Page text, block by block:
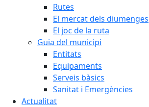
Rutes
El mercat dels diumenges
El joc de la ruta
Guia del municipi
Entitats
Equipaments
Serveis bàsics
Sanitat i Emergències
Actualitat